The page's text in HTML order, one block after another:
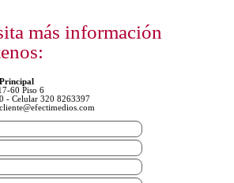
más información
60 Piso 6
- Celular 320 8263397